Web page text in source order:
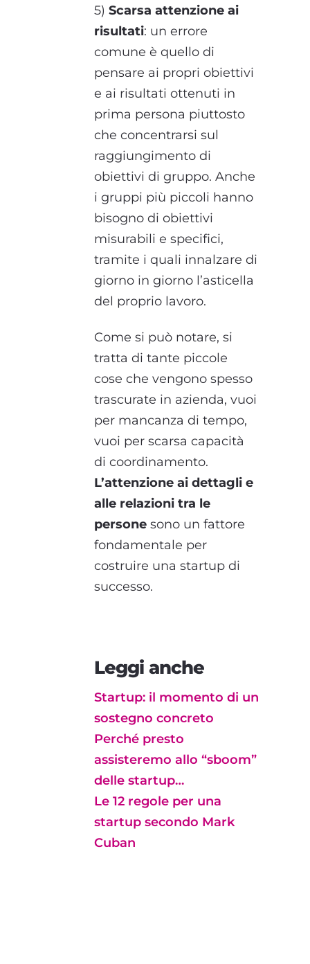
5) Scarsa attenzione ai
risultati: un errore
comune è quello di
pensare ai propri obiettivi
e ai risultati ottenuti in
prima persona piuttosto
che concentrarsi sul
raggiungimento di
obiettivi di gruppo. Anche
i gruppi più piccoli hanno
bisogno di obiettivi
misurabili e specifici,
tramite i quali innalzare di
giorno in giorno l’asticella
del proprio lavoro.
Come si può notare, si
tratta di tante piccole
cose che vengono spesso
trascurate in azienda, vuoi
per mancanza di tempo,
vuoi per scarsa capacità
di coordinamento.
L’attenzione ai dettagli e
alle relazioni tra le
persone sono un fattore
fondamentale per
costruire una startup di
successo.
Leggi anche
Startup: il momento di un
sostegno concreto
Perché presto
assisteremo allo “sboom”
delle startup…
Le 12 regole per una
startup secondo Mark
Cuban